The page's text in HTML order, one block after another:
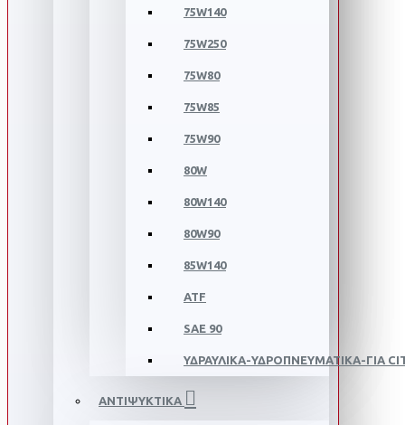
75W140
75W250
75W80
75W85
75W90
80W
80W140
80W90
85W140
ATF
SAE 90
ΥΔΡΑΥΛΙΚΑ-ΥΔΡΟΠΝΕΥΜΑΤΙΚΑ-ΓΙΑ
ΑΝΤΙΨΥΚΤΙΚΑ